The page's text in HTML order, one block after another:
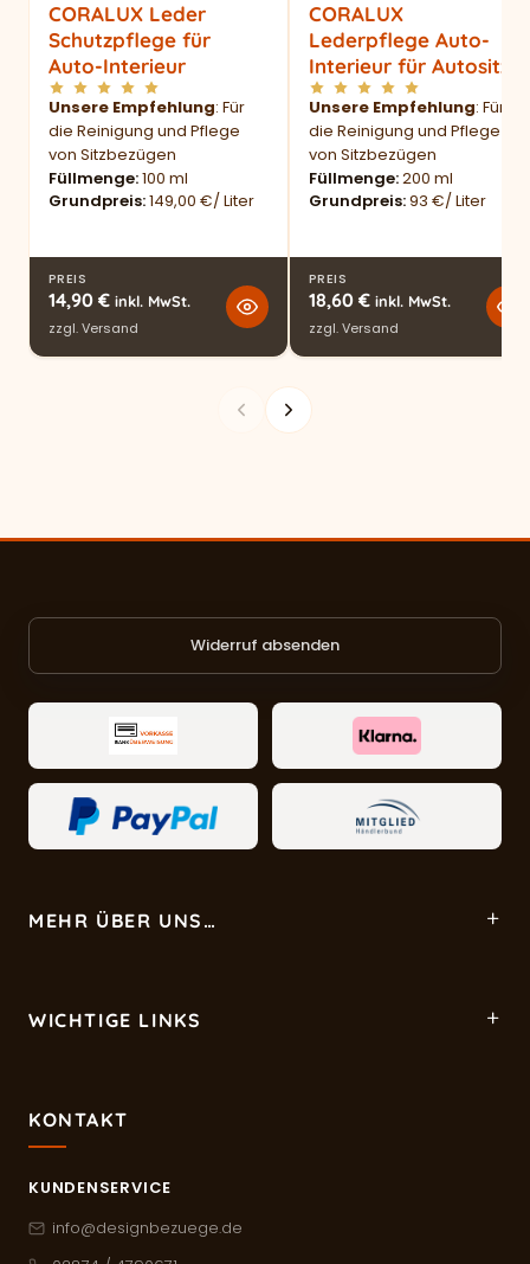
CORALUX Leder
Schutzpflege für
Auto-Interieur
Unsere Empfehlung: Für
die Reinigung und Pflege
von Sitzbezügen
Füllmenge 100 ml
Grundpreis 149,00 €/ Liter
PREIS
14,90 € inkl. MwSt.
zzgl.Versand
CORALUX
Lederpflege Auto-
Interieur für Autositze
Unsere Empfehlung: Für
die Reinigung und Pflege
von Sitzbezügen
Füllmenge 200 ml
Grundpreis 93 €/ Liter
PREIS
18,60 € inkl. MwSt.
zzgl.Versand
Widerruf absenden
MEHR ÜBER UNS…
WICHTIGE LINKS
KONTAKT
KUNDENSERVICE
info@designbezuege.de